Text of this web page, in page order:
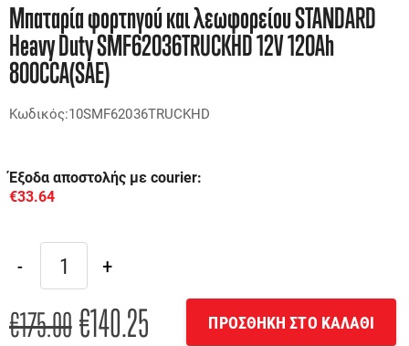
Μπαταρία φορτηγού και λεωφορείου STANDARD
Heavy Duty SMF62036TRUCKHD 12V 120Ah
800CCA(SAE)
Κωδικός:10SMF62036TRUCKHD
Έξοδα αποστολής με courier:
€33.64
€175.00€140.25 ΠΡΟΣΘΗΚΗ ΣΤΟ ΚΑΛΑΘΙ